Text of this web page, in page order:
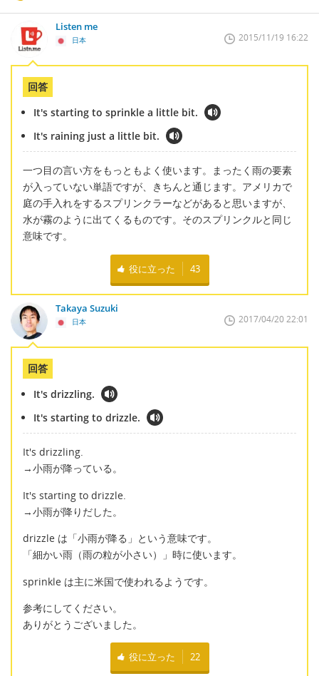
Listen me
日本 2015/11/19 16:22
回答
It's starting to sprinkle a little bit.
It's raining just a little bit.
一つ目の言い方をもっともよく使います。まったく雨の要素
が入っていない単語ですが、きちんと通じます。アメリカで
庭の手入れをするスプリンクラーなどがあると思いますが、
水が霧のように出てくるものです。そのスプリンクルと同じ
意味です。
役に立った 43
Takaya Suzuki
日本 2017/04/20 22:01
回答
It's drizzling.
It's starting to drizzle.
It's drizzling.
→小雨が降っている。
It's starting to drizzle.
→小雨が降りだした。
drizzle は「小雨が降る」という意味です。
「細かい雨（雨の粒が小さい）」時に使います。
sprinkle は主に米国で使われるようです。
参考にしてください。
ありがとうございました。
役に立った 22